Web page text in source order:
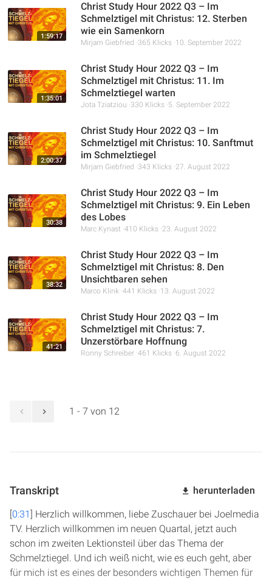
1:59:17
Christ Study Hour 2022 Q3 – Im
Schmelztigel mit Christus: 12. Sterben
wie ein Samenkorn
Mirjam Giebfried 365 Klicks 10. September 2022
1:35:01
Christ Study Hour 2022 Q3 – Im
Schmelztigel mit Christus: 11. Im
Schmelztiegel warten
Jota Tziatziou 330 Klicks 5. September 2022
2:00:37
Christ Study Hour 2022 Q3 – Im
Schmelztigel mit Christus: 10. Sanftmut
im Schmelztiegel
Mirjam Giebfried 343 Klicks 27. August 2022
30:38
Christ Study Hour 2022 Q3 – Im
Schmelztigel mit Christus: 9. Ein Leben
des Lobes
Marc Kynast 410 Klicks 23. August 2022
38:32
Christ Study Hour 2022 Q3 – Im
Schmelztigel mit Christus: 8. Den
Unsichtbaren sehen
Marco Klink 441 Klicks 13. August 2022
41:21
Christ Study Hour 2022 Q3 – Im
Schmelztigel mit Christus: 7.
Unzerstörbare Hoffnung
Ronny Schreiber 461 Klicks 6. August 2022
1 - 7 von 12
Transkript herunterladen
[0:31] Herzlich willkommen, liebe Zuschauer bei Joelmedia
TV. Herzlich willkommen im neuen Quartal, jetzt auch
schon im zweiten Lektionsteil über das Thema der
Schmelztiegel. Und ich weiß nicht, wie es euch geht, aber
für mich ist es eines der besonders wichtigen Themen für